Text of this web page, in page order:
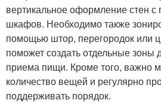
вертикальное оформление стен
шкафов. Необходимо также
помощью штор, перегородок или
поможет создать отдельные зоны
приема пищи. Кроме того, важно
количество вещей и регулярно
поддерживать порядок.